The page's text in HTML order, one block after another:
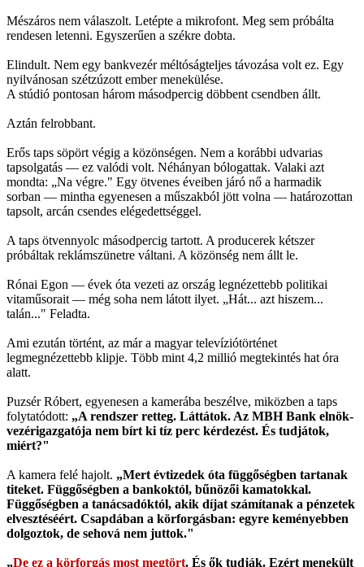
Mészáros nem válaszolt. Letépte a mikrofont. Meg sem próbálta
rendesen letenni. Egyszerűen a székre dobta.
Elindult. Nem egy bankvezér méltóságteljes távozása volt ez. Egy
nyilvánosan szétzúzott ember menekülése.
A stúdió pontosan három másodpercig döbbent csendben állt.
Aztán felrobbant.
Erős taps söpört végig a közönségen. Nem a korábbi udvarias
tapsolgatás — ez valódi volt. Néhányan bólogattak. Valaki azt
mondta: „Na végre." Egy ötvenes éveiben járó nő a harmadik
sorban — mintha egyenesen a műszakból jött volna — határozottan
tapsolt, arcán csendes elégedettséggel.
A taps ötvennyolc másodpercig tartott. A producerek kétszer
próbáltak reklámszünetre váltani. A közönség nem állt le.
Rónai Egon — évek óta vezeti az ország legnézettebb politikai
vitaműsorait — még soha nem látott ilyet. „Hát... azt hiszem...
talán..." Feladta.
Ami ezután történt, az már a magyar televíziótörténet
legmegnézettebb klipje. Több mint 4,2 millió megtekintés hat óra
alatt.
Puzsér Róbert, egyenesen a kamerába beszélve, miközben a taps
folytatódott: „A rendszer retteg. Láttátok. Az MBH Bank elnök-
vezérigazgatója nem bírt ki tíz perc kérdezést. És tudjátok,
miért?"
A kamera felé hajolt. „Mert évtizedek óta függőségben tartanak
titeket. Függőségben a bankoktól, bűnözői kamatokkal.
Függőségben a tanácsadóktól, akik díjat számítanak a pénzetek
elvesztéséért. Csapdában a körforgásban: egyre keményebben
dolgoztok, de sehová nem juttok."
„De ez a körforgás most megtört. És ők tudják. Ezért menekült